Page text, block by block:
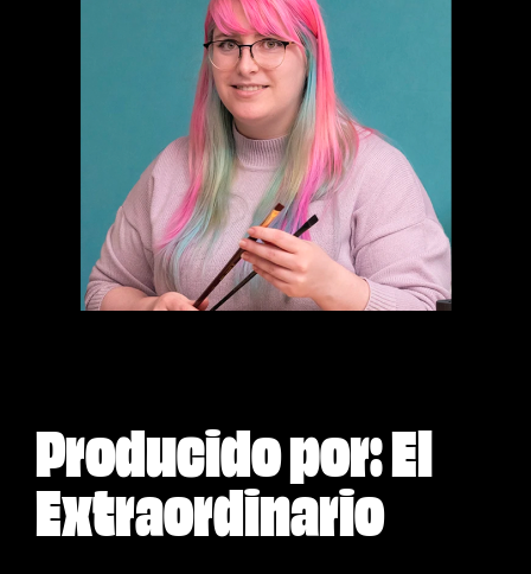
Producido por: El
Extraordinario